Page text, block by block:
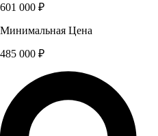
601 000 ₽
Минимальная Цена
485 000 ₽